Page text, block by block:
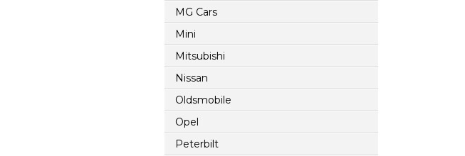
MG Cars
Mini
Mitsubishi
Nissan
Oldsmobile
Opel
Peterbilt